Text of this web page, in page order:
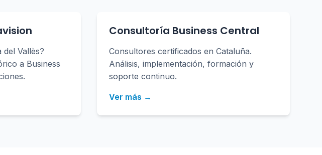
del Vallès?
a Business
Consultoría Business Central
Consultores certificados en Cataluña.
Análisis, implementación, formación y
soporte continuo.
Ver más →